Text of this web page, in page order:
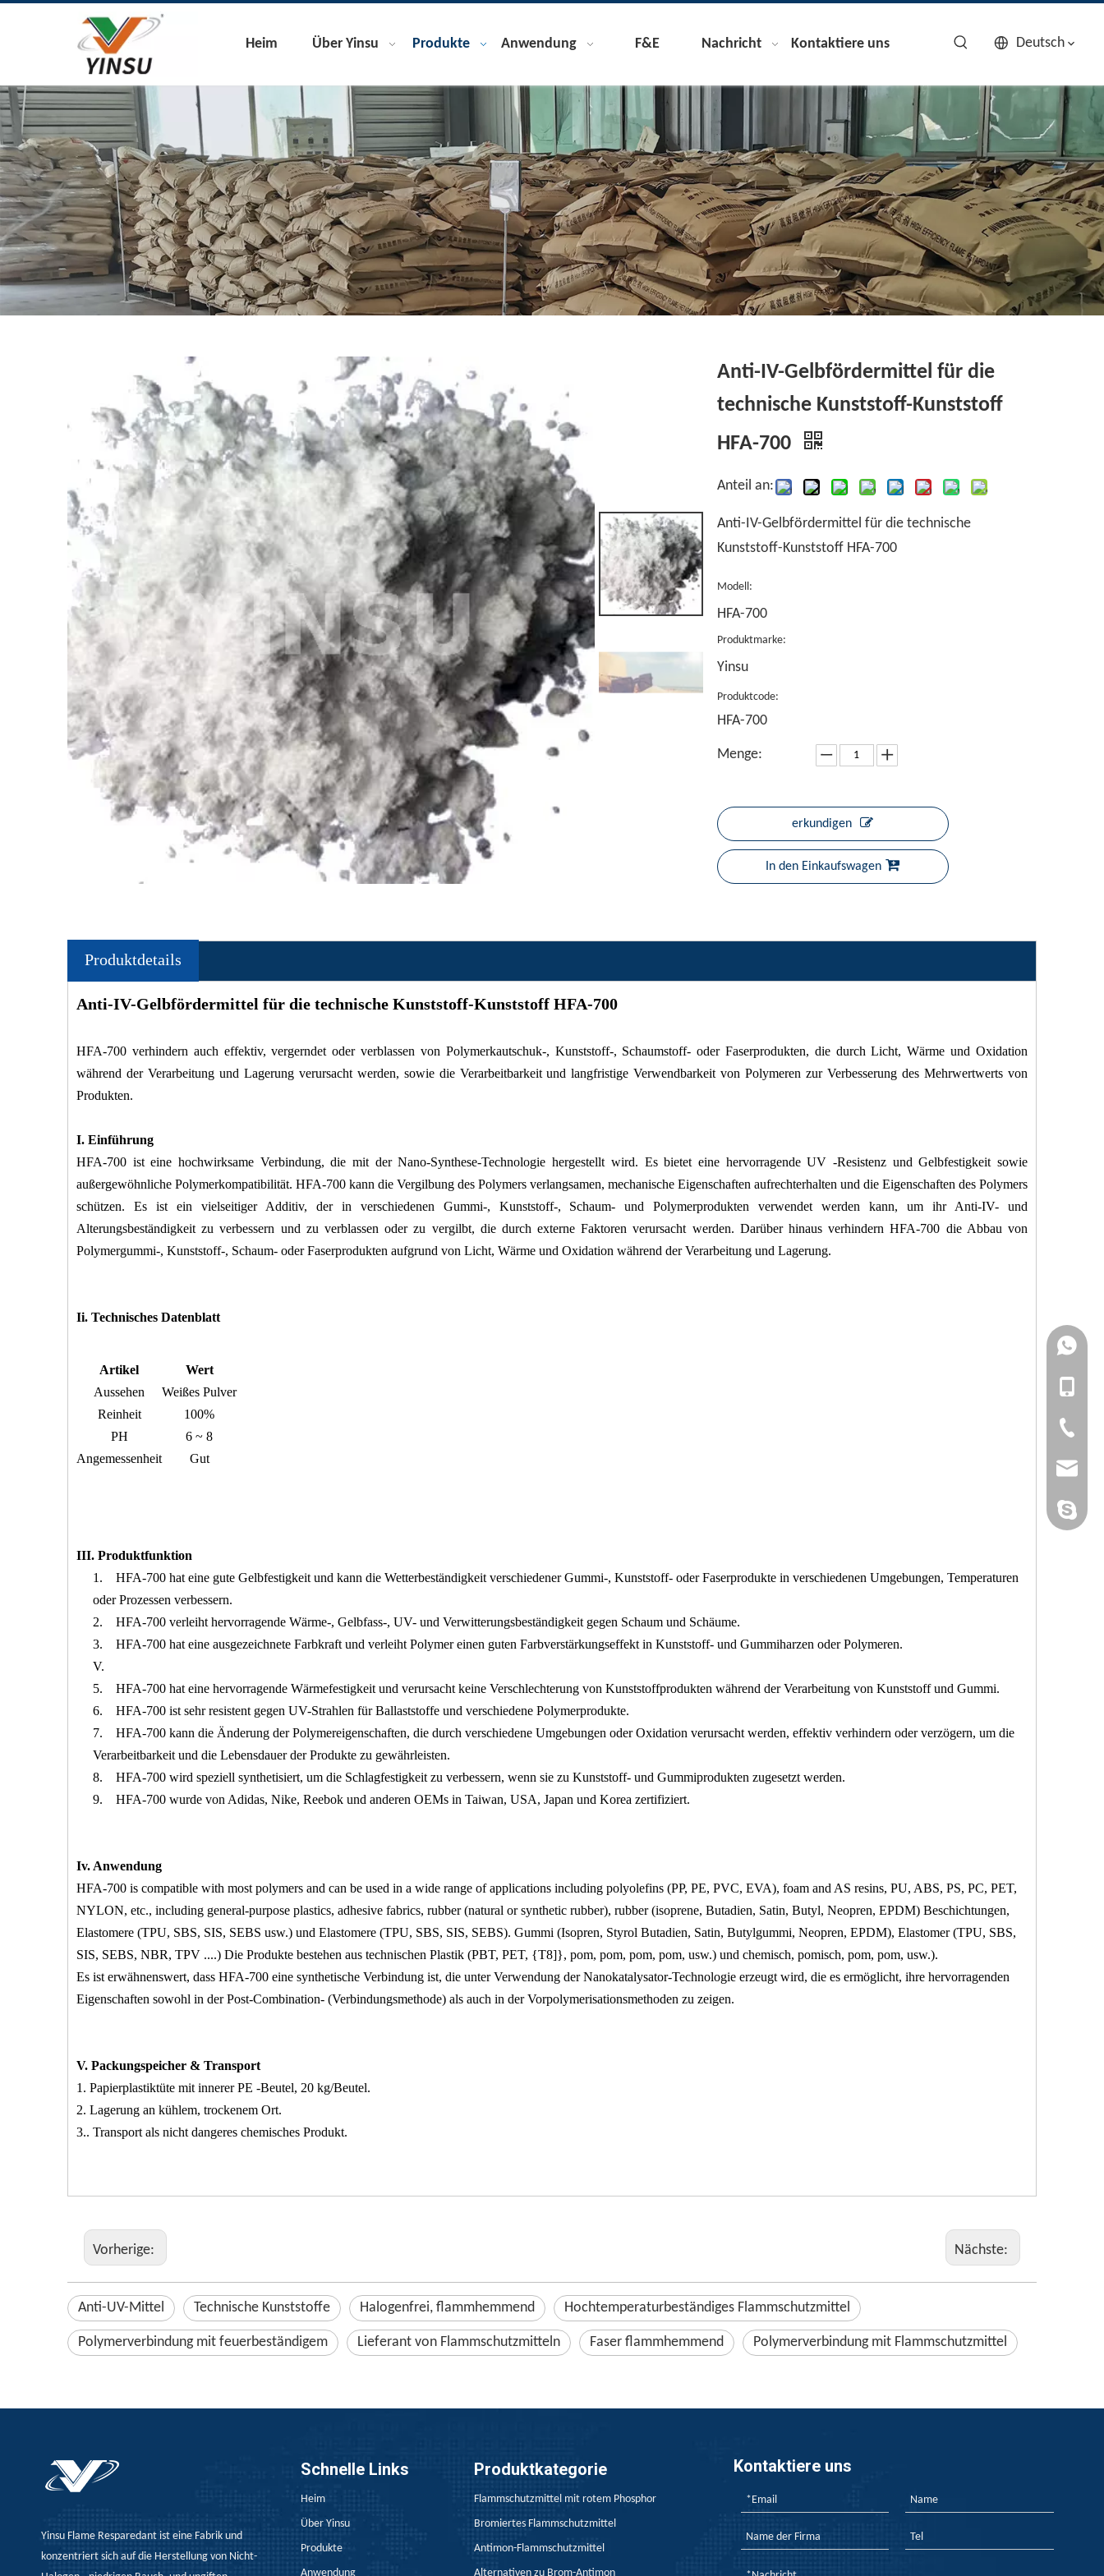
Heim Über Yinsu Produkte Anwendung F&E Nachricht Kontaktiere uns Deutsch
Anti-IV-Gelbfördermittel für die
technische Kunststoff-Kunststoff
HFA-700
Anteil an:
Anti-IV-Gelbfördermittel für die technische
Kunststoff-Kunststoff HFA-700
Modell:
HFA-700
Produktmarke:
Yinsu
Produktcode:
HFA-700
Menge:
erkundigen
In den Einkaufswagen
Produktdetails
Anti-IV-Gelbfördermittel für die technische Kunststoff-Kunststoff HFA-700
HFA-700 verhindern auch effektiv, vergerndet oder verblassen von Polymerkautschuk-, Kunststoff-, Schaumstoff- oder Faserprodukten, die durch Licht, Wärme und Oxidation
während der Verarbeitung und Lagerung verursacht werden, sowie die Verarbeitbarkeit und langfristige Verwendbarkeit von Polymeren zur Verbesserung des Mehrwertwerts von
Produkten.
I. Einführung
HFA-700 ist eine hochwirksame Verbindung, die mit der Nano-Synthese-Technologie hergestellt wird. Es bietet eine hervorragende UV -Resistenz und Gelbfestigkeit sowie
außergewöhnliche Polymerkompatibilität. HFA-700 kann die Vergilbung des Polymers verlangsamen, mechanische Eigenschaften aufrechterhalten und die Eigenschaften des Polymers
schützen. Es ist ein vielseitiger Additiv, der in verschiedenen Gummi-, Kunststoff-, Schaum- und Polymerprodukten verwendet werden kann, um ihr Anti-IV- und
Alterungsbeständigkeit zu verbessern und zu verblassen oder zu vergilbt, die durch externe Faktoren verursacht werden. Darüber hinaus verhindern HFA-700 die Abbau von
Polymergummi-, Kunststoff-, Schaum- oder Faserprodukten aufgrund von Licht, Wärme und Oxidation während der Verarbeitung und Lagerung.
Ii. Technisches Datenblatt
Artikel
Wert
Aussehen
Weißes Pulver
Reinheit
100%
PH
6 ~ 8
Angemessenheit
Gut
III. Produktfunktion
1. HFA-700 hat eine gute Gelbfestigkeit und kann die Wetterbeständigkeit verschiedener Gummi-, Kunststoff- oder Faserprodukte in verschiedenen Umgebungen, Temperaturen
oder Prozessen verbessern.
2. HFA-700 verleiht hervorragende Wärme-, Gelbfass-, UV- und Verwitterungsbeständigkeit gegen Schaum und Schäume.
3. HFA-700 hat eine ausgezeichnete Farbkraft und verleiht Polymer einen guten Farbverstärkungseffekt in Kunststoff- und Gummiharzen oder Polymeren.
V. ​
5. HFA-700 hat eine hervorragende Wärmefestigkeit und verursacht keine Verschlechterung von Kunststoffprodukten während der Verarbeitung von Kunststoff und Gummi.
6. HFA-700 ist sehr resistent gegen UV-Strahlen für Ballaststoffe und verschiedene Polymerprodukte.
7. HFA-700 kann die Änderung der Polymereigenschaften, die durch verschiedene Umgebungen oder Oxidation verursacht werden, effektiv verhindern oder verzögern, um die
Verarbeitbarkeit und die Lebensdauer der Produkte zu gewährleisten.
8. HFA-700 wird speziell synthetisiert, um die Schlagfestigkeit zu verbessern, wenn sie zu Kunststoff- und Gummiprodukten zugesetzt werden.
9. HFA-700 wurde von Adidas, Nike, Reebok und anderen OEMs in Taiwan, USA, Japan und Korea zertifiziert.
Iv. Anwendung
HFA-700 is compatible with most polymers and can be used in a wide range of applications including polyolefins (PP, PE, PVC, EVA), foam and AS resins, PU, ​​ABS, PS, PC, PET,
NYLON, etc., including general-purpose plastics, adhesive fabrics, rubber (natural or synthetic rubber), rubber (isoprene, Butadien, Satin, Butyl, Neopren, EPDM) Beschichtungen,
Elastomere (TPU, SBS, SIS, SEBS usw.) und Elastomere (TPU, SBS, SIS, SEBS). Gummi (Isopren, Styrol Butadien, Satin, Butylgummi, Neopren, EPDM), Elastomer (TPU, SBS,
SIS, SEBS, NBR, TPV ....) Die Produkte bestehen aus technischen Plastik (PBT, PET, {T8]}, pom, pom, pom, pom, usw.) und chemisch, pomisch, pom, pom, usw.).
Es ist erwähnenswert, dass HFA-700 eine synthetische Verbindung ist, die unter Verwendung der Nanokatalysator-Technologie erzeugt wird, die es ermöglicht, ihre hervorragenden
Eigenschaften sowohl in der Post-Combination- (Verbindungsmethode) als auch in der Vorpolymerisationsmethoden zu zeigen.
V. Packungspeicher & Transport
1. Papierplastiktüte mit innerer PE -Beutel, 20 kg/Beutel.
2. Lagerung an kühlem, trockenem Ort.
3.. Transport als nicht dangeres chemisches Produkt.
Vorherige: Nächste:
Anti-UV-Mittel Technische Kunststoffe Halogenfrei, flammhemmend Hochtemperaturbeständiges Flammschutzmittel
Polymerverbindung mit feuerbeständigem Lieferant von Flammschutzmitteln Faser flammhemmend Polymerverbindung mit Flammschutzmittel
Yinsu Flame Resparedant ist eine Fabrik und
konzentriert sich auf die Herstellung von Nicht-
Schnelle Links
Heim
Über Yinsu
Produkte
Anwendung
Produktkategorie
Flammschutzmittel mit rotem Phosphor
Bromiertes Flammschutzmittel
Antimon-Flammschutzmittel
Alternativen zu Brom-Antimon
+86-
+86-20-
yan-g-
Sandy
Kontaktiere uns